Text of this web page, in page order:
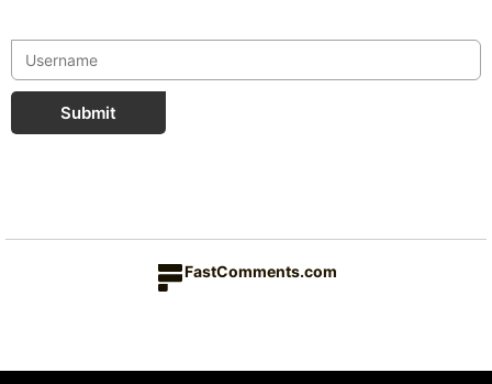
Submit
FastComments.com